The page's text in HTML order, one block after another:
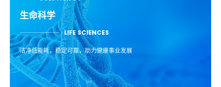
生命科学
LIFE SCIENCES
洁净低能耗，稳定可靠，助力健康事业发展